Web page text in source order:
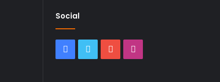
Social
Facebook
Twitter YouTube